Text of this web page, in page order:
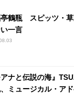
鶴瓶 スピッツ・草
一言
アナと伝説の海』
ミュージカル・ア